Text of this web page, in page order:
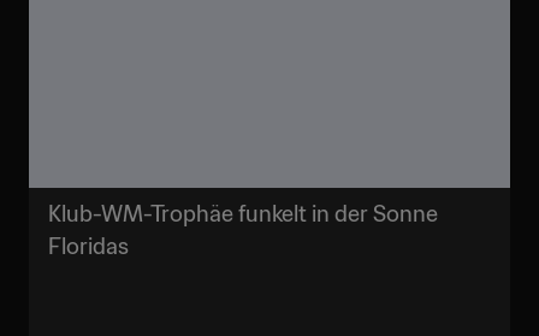
Klub-WM-Trophäe funkelt in der Sonne
Floridas